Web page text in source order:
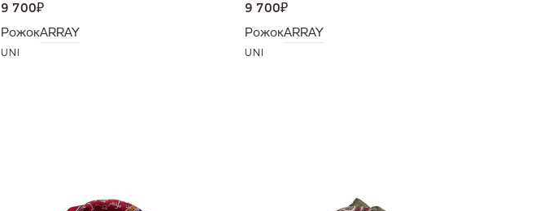
9 700₽
РожокARRAY
UNI
9 700₽
РожокARRAY
UNI